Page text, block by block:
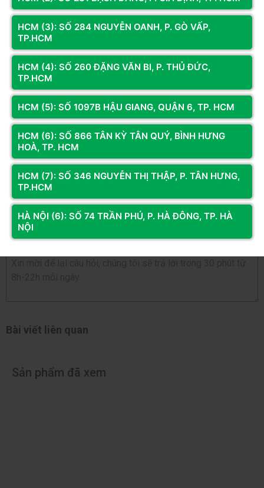
-Dây cáp mạng lớp nhựa bao lõi đồng chống nhiễu, đáp ứng
tốt với hệ thống mạng LAN văn phòng, không yêu cầu về mặt
tốc độ.
- Dùng cho mạng nội bộ :máy vi tính , switch, modem wifi, đầu
ghi camera và camera IP
- Đầu RJ45 loại tốt
Cáp mạng hoạt động rất tốt; không dễ gập gẫy và đặc biệt
khả năng truyền tín hiệu cực kỳ tốt và ổn định chứ không chập
chờn như cáp mạng kém chất lượng trên thị trường khá
Đánh giá & Nhận xét về Cáp Mạng, Dây mạng 5M
CAT5 Bấm sẵn 2 đầu
0đánh giá & nhận xét
5 sao
4 sao
3 sao
2 sao
1 sao
Bạn đã dùng sản phẩm này?
Gửi đánh giá của bạn
Hỏi và đáp (0 bình luận)
Bài viết liên quan
Sản phẩm đã xem
HCM (3): SỐ 284 NGUYỄN OANH, P. GÒ VẤP,
TP.HCM
HCM (4): SỐ 260 ĐẶNG VĂN BI, P. THỦ ĐỨC,
TP.HCM
HCM (5): SỐ 1097B HẬU GIANG, QUẬN 6, TP. HCM
HCM (6): SỐ 866 TÂN KỲ TÂN QUÝ, BÌNH HƯNG
HOÀ, TP. HCM
HCM (7): SỐ 346 NGUYỄN THỊ THẬP, P. TÂN HƯNG,
TP.HCM
HÀ NỘI (6): SỐ 74 TRẦN PHÚ, P. HÀ ĐÔNG, TP. HÀ
NỘI